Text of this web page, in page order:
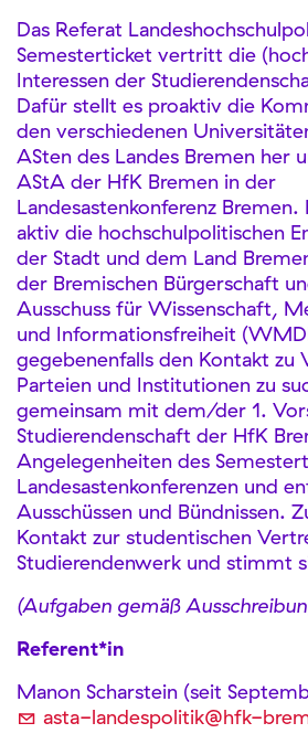
Das Referat
Semesterticket vertritt die
Interessen der
Dafür stellt es proaktiv die
den verschiedenen
ASten des Landes Bremen her
AStA der HfK Bremen in der
Landesastenkonferenz Bremen.
aktiv die hochschulpolitischen
der Stadt und dem Land
der Bremischen Bürgerschaft
Ausschuss für Wissenschaft,
und Informationsfreiheit
gegebenenfalls den Kontakt zu
Parteien und Institutionen zu
gemeinsam mit dem/der 1.
Studierendenschaft der HfK
Angelegenheiten des
Landesastenkonferenzen und
Ausschüssen und Bündnissen.
Kontakt zur studentischen
Studierendenwerk und stimmt
(Aufgaben gemäß
Referent*in
Manon Scharstein (seit
asta-landespolitik@hfk-